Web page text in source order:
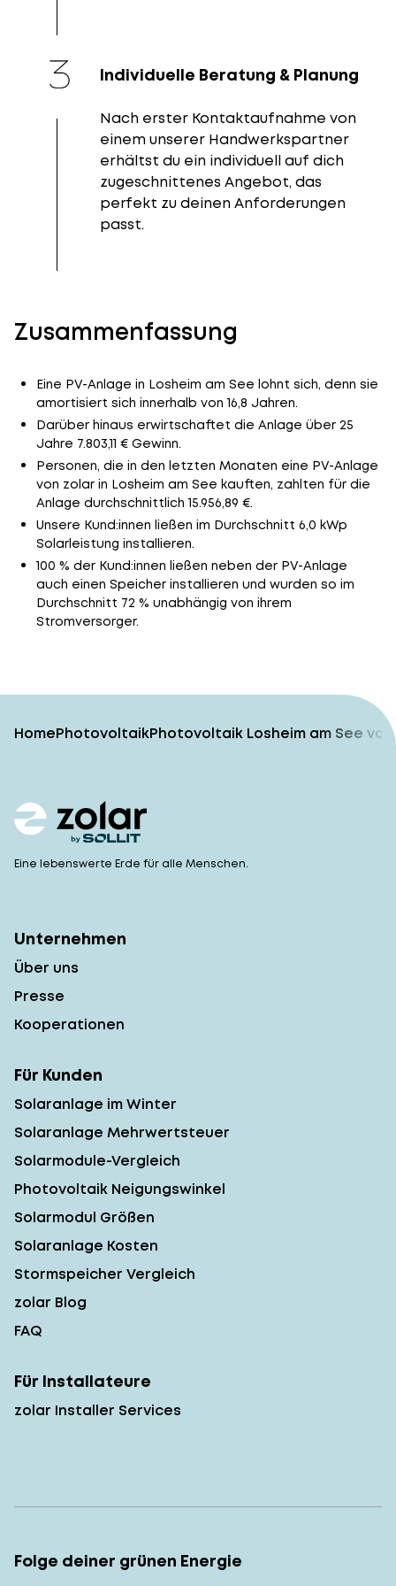
Individuelle Beratung & Planung
Nach erster Kontaktaufnahme von
einem unserer Handwerkspartner
erhältst du ein individuell auf dich
zugeschnittenes Angebot, das
perfekt zu deinen Anforderungen
passt.
Zusammenfassung
Eine PV-Anlage in Losheim am See lohnt sich, denn sie
amortisiert sich innerhalb von 16,8 Jahren.
Darüber hinaus erwirtschaftet die Anlage über 25
Jahre 7.803,11 € Gewinn.
Personen, die in den letzten Monaten eine PV-Anlage
von zolar in Losheim am See kauften, zahlten für die
Anlage durchschnittlich 15.956,89 €.
Unsere Kund:innen ließen im Durchschnitt 6,0 kWp
Solarleistung installieren.
100 % der Kund:innen ließen neben der PV-Anlage
auch einen Speicher installieren und wurden so im
Durchschnitt 72 % unabhängig von ihrem
Stromversorger.
HomePhotovoltaikPhotovoltaik Losheim am See
Eine lebenswerte Erde für alle Menschen.
Unternehmen
Über uns
Presse
Kooperationen
Für Kunden
Solaranlage im Winter
Solaranlage Mehrwertsteuer
Solarmodule-Vergleich
Photovoltaik Neigungswinkel
Solarmodul Größen
Solaranlage Kosten
Stormspeicher Vergleich
zolar Blog
FAQ
Für Installateure
zolar Installer Services
Folge deiner grünen Energie